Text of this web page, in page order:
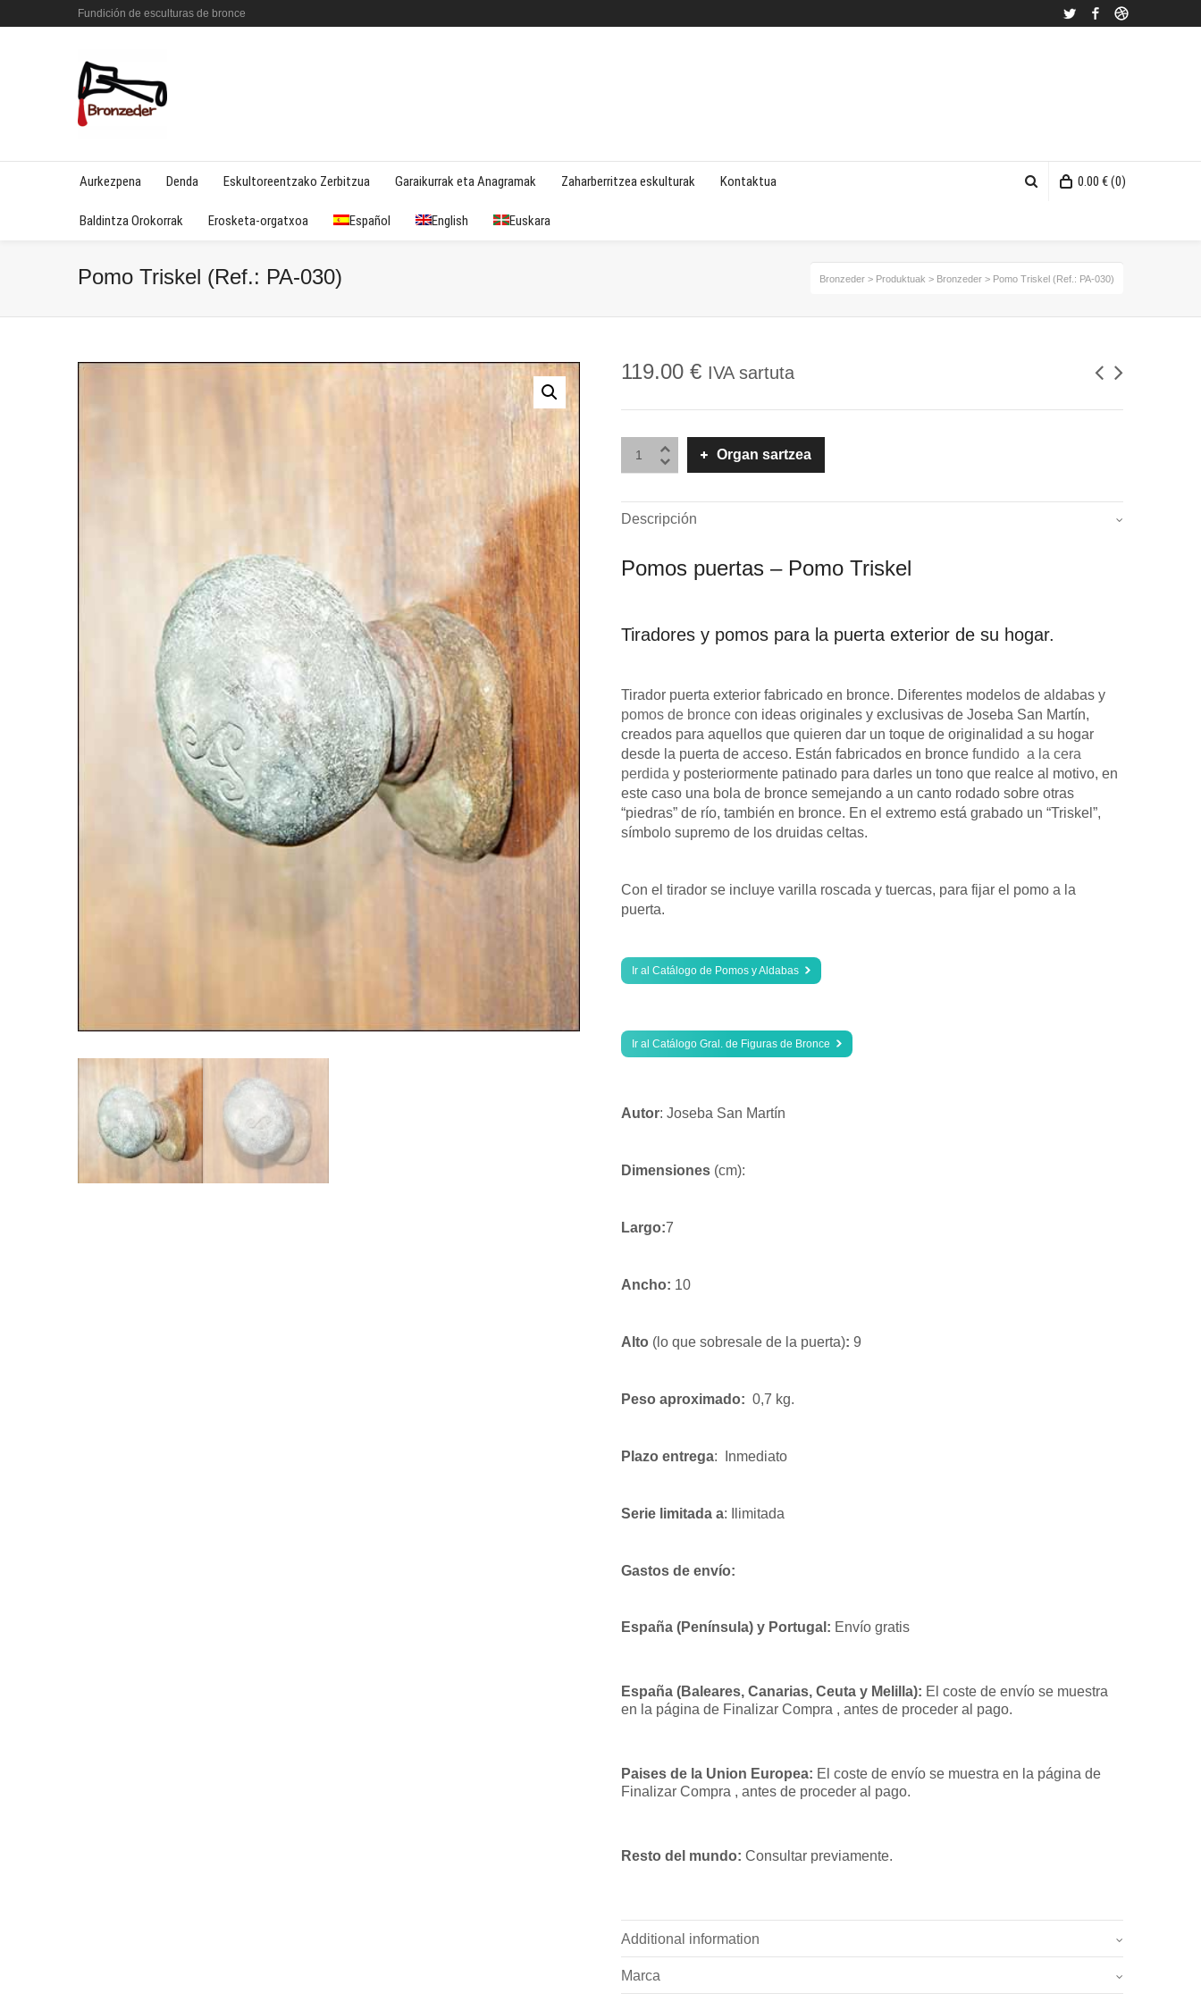
Fundición de esculturas de bronce Twitter Facebook
Aurkezpena Denda Eskultoreentzako Zerbitzua Garaikurrak eta Anagramak Zaharberritzea eskulturak Kontaktua
Baldintza Orokorrak Erosketa-orgatxoa Español English Euskara
0.00 €(0)
Pomo Triskel (Ref.: PA-030) Bronzeder > Produktuak > Bronzeder > Pomo Triskel (Ref.: PA-030)
119.00€ IVA sartuta
Organ sartzea
Descripción
Pomos puertas – Pomo Triskel
Tiradores y pomos para la puerta exterior de su hogar.
Tirador puerta exterior fabricado en bronce. Diferentes modelos de aldabas y
pomos de bronce con ideas originales y exclusivas de Joseba San Martín,
creados para aquellos que quieren dar un toque de originalidad a su hogar
desde la puerta de acceso. Están fabricados en bronce fundido a la cera
perdida y posteriormente patinado para darles un tono que realce al motivo, en
este caso una bola de bronce semejando a un canto rodado sobre otras
“piedras” de río, también en bronce. En el extremo está grabado un “Triskel”,
símbolo supremo de los druidas celtas.
Con el tirador se incluye varilla roscada y tuercas, para fijar el pomo a la
puerta.
Ir al Catálogo de Pomos y Aldabas
Ir al Catálogo Gral. de Figuras de Bronce
Autor: Joseba San Martín
Dimensiones (cm):
Largo:7
Ancho: 10
Alto (lo que sobresale de la puerta): 9
Peso aproximado: 0,7 kg.
Plazo entrega: Inmediato
Serie limitada a: Ilimitada
Gastos de envío:
España (Península) y Portugal: Envío gratis
España (Baleares, Canarias, Ceuta y Melilla): El coste de envío se muestra
en la página de Finalizar Compra , antes de proceder al pago.
Paises de la Union Europea: El coste de envío se muestra en la página de
Finalizar Compra , antes de proceder al pago.
Resto del mundo:Consultar previamente.
Additional information
Pesoa
Marca